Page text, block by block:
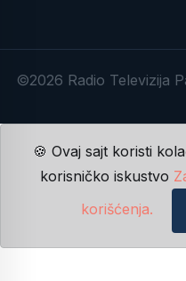
©2026 Radio Televizija
🍪 Ovaj sajt koristi
korisničko iskustvo
korišćenja.